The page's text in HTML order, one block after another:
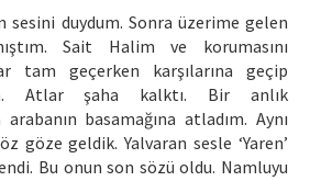
sesini duydum. Sonra üzerime gelen
Sait Halim ve korumasını
tam geçerken karşılarına geçip
Atlar şaha kalktı. Bir anlık
basamağına atladım. Aynı
göze geldik. Yalvaran sesle ‘Yaren’
Bu onun son sözü oldu. Namluyu